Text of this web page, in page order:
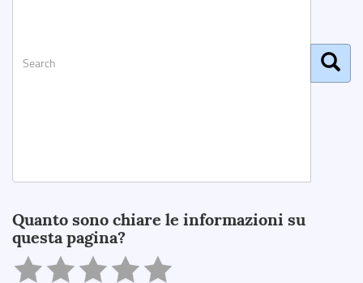
Quanto sono chiare le informazioni su
questa pagina?